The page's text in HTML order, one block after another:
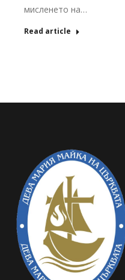
мисленето на…
Read article